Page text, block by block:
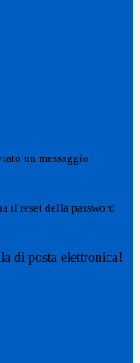
un messaggio
il reset della password
di posta elettronica!